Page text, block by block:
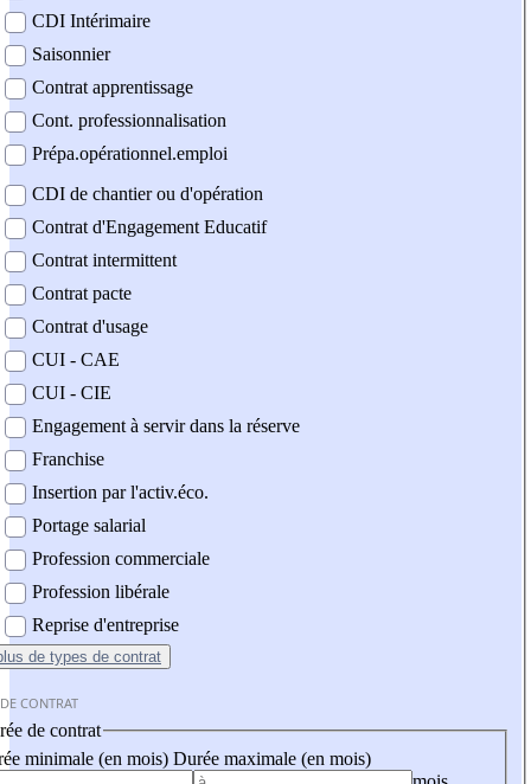
CDI Intérimaire
Saisonnier
Contrat apprentissage
Cont. professionnalisation
Prépa.opérationnel.emploi
CDI de chantier ou d'opération
Contrat d'Engagement Educatif
Contrat intermittent
Contrat pacte
Contrat d'usage
CUI - CAE
CUI - CIE
Engagement à servir dans la réserve
Franchise
Insertion par l'activ.éco.
Portage salarial
Profession commerciale
Profession libérale
Reprise d'entreprise
de types de contrat
CONTRAT
de contrat
minimale (en mois) Durée maximale (en mois)